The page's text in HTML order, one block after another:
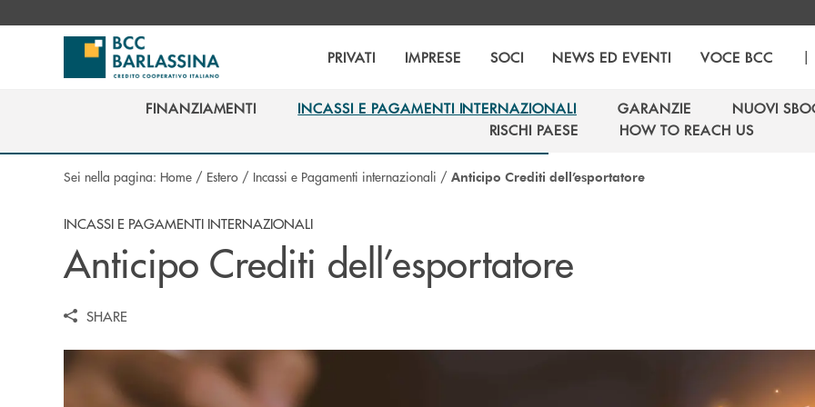
PRIVATI IMPRESE SOCI NEWS ED EVENTI VOCE BCC |
FINANZIAMENTI
INCASSI E PAGAMENTI INTERNAZIONALI
INCASSI E PAGAMENTI INTERNAZIONALI
GARANZIE
GARANZIE
NUOVI
NUOVI
RISCHI PAESE
RISCHI PAESE
HOW TO REACH US
Sei nella pagina: Home / Estero / Incassi e Pagamenti internazionali / Anticipo Crediti dell’esportatore
INCASSI E PAGAMENTI INTERNAZIONALI
Anticipo Crediti dell’esportatore
SHARE